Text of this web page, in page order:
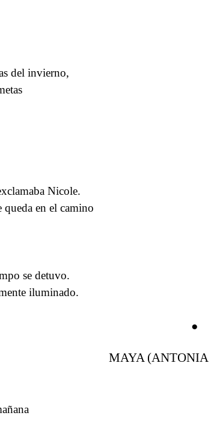
del invierno,
Nicole.
queda en el camino
se detuvo.
iluminado.
●
MAYA (ANTONIA